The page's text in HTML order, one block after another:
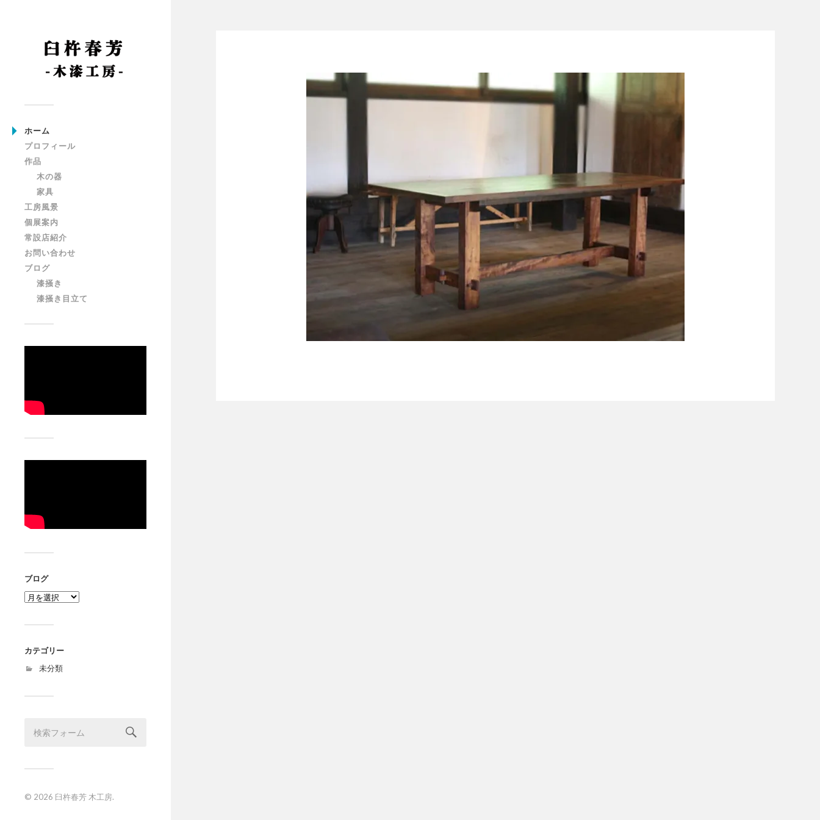
ホーム
プロフィール
作品
木の器
家具
工房風景
個展案内
常設店紹介
お問い合わせ
ブログ
漆掻き
漆掻き目立て
ブログ
ブ
ロ
カテゴリー
未分類
© 2026 臼杵春芳 木工房.